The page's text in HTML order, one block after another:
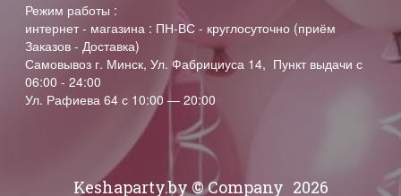
Режим работы :
интернет - магазина : ПН-ВС - круглосуточно (приём
Заказов - Доставка)
Самовывоз г. Минск, Ул. Фабрициуса 14, Пункт выдачи с
06:00 - 24:00
Ул. Рафиева 64 с 10:00 — 20:00
Keshaparty.by © Company 2026